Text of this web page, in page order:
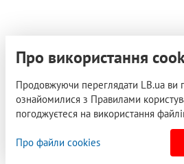
Про використання
Продовжуючи переглядати LB.ua ви
ознайомилися з Правилами
погоджуєтеся на використання
Про файли cookies